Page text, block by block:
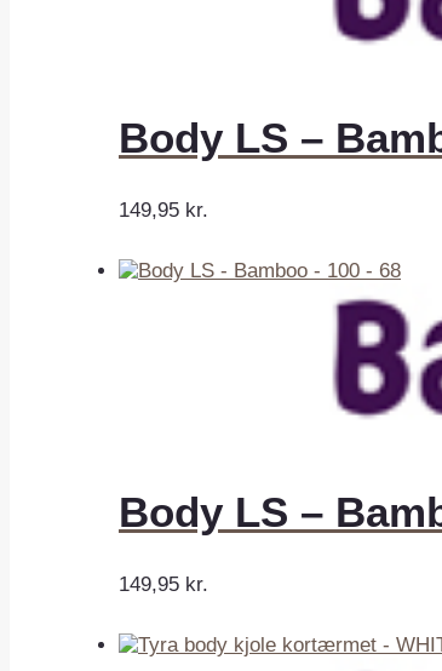
Body LS –
149,95 kr.
Body LS –
149,95 kr.